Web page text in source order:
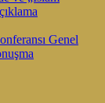
Genel